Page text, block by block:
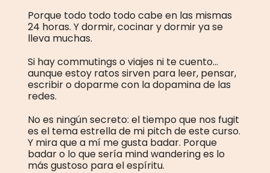
Porque todo todo todo cabe en las mismas
24 horas. Y dormir, cocinar y dormir ya se
lleva muchas.
Si hay commutings o viajes ni te cuento...
aunque estoy ratos sirven para leer, pensar,
escribir o doparme con la dopamina de las
redes.
No es ningún secreto: el tiempo que nos fugit
es el tema estrella de mi pitch de este curso.
Y mira que a mí me gusta badar. Porque
badar o lo que sería mind wandering es lo
más gustoso para el espíritu.